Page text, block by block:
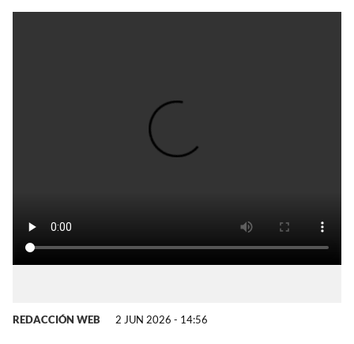
REDACCIÓN WEB 2 JUN 2026 - 14:56